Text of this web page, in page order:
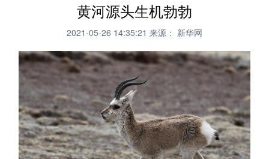
高层 时政
财经 网评
台湾 思客智库 全球连线 教育
科技 科创 量子 体育
文化 书画 健康 军事
访谈 视频 图片 政务
黄河源头生机勃勃
2021-05-26 14:35:21 来源： 新华网